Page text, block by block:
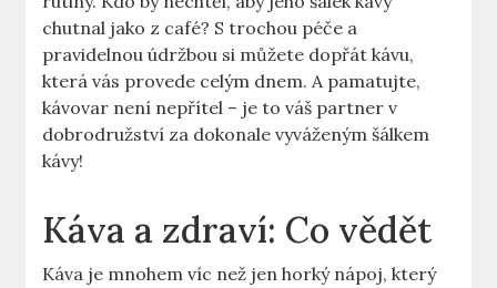
chutnal jako z café? S trochou péče a
pravidelnou údržbou si můžete dopřát kávu,
která vás provede celým dnem. A pamatujte,
kávovar není nepřítel – je to váš partner v
dobrodružství za dokonale vyváženým šálkem
kávy!
Káva a zdraví: Co vědět
Káva je mnohem víc než jen horký nápoj, který